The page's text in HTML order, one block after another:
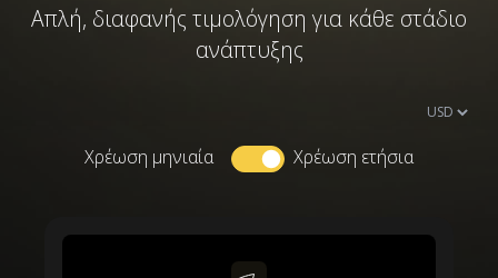
Απλή, διαφανής τιμολόγηση για κάθε στάδιο
ανάπτυξης
Χρέωση μηνιαία Χρέωση ετήσια